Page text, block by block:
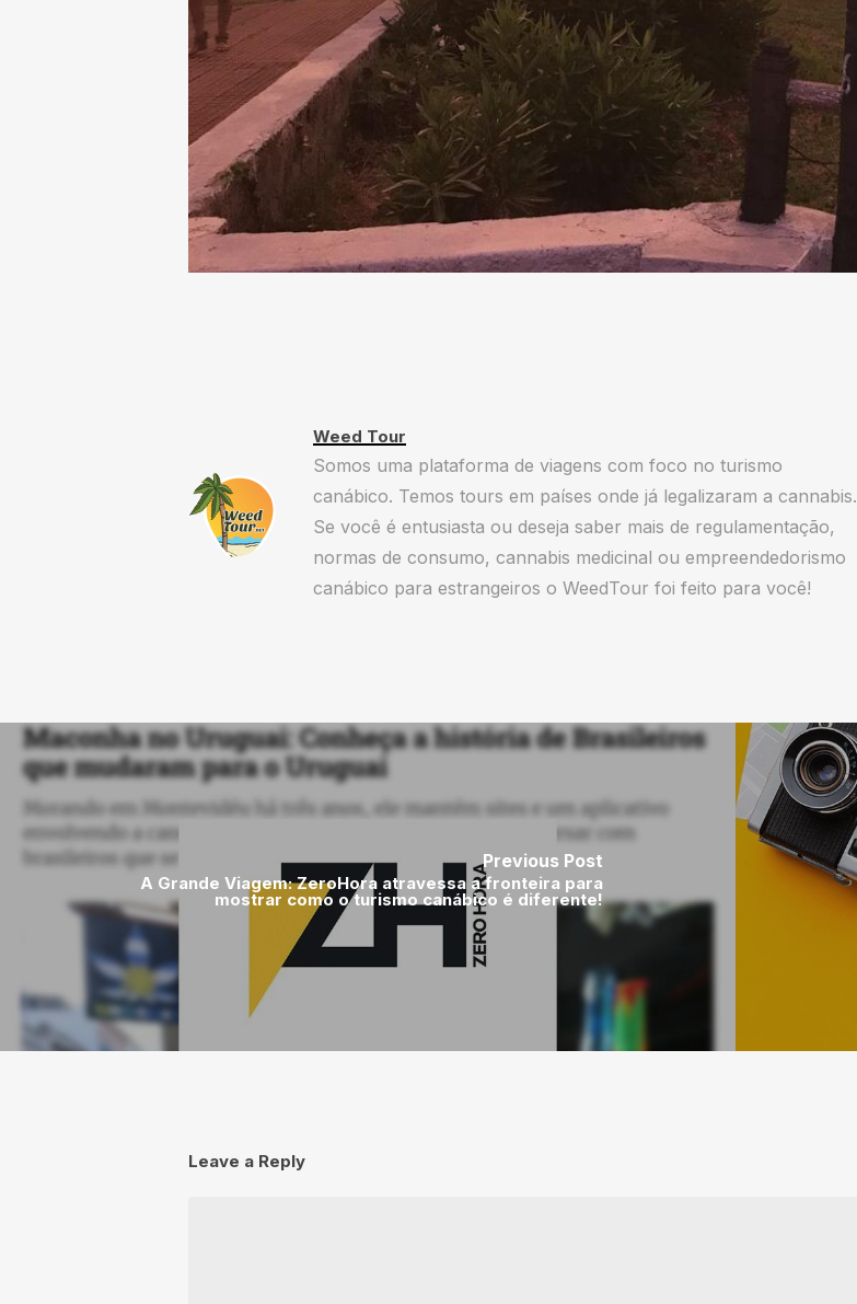
Weed Tour
Somos uma plataforma de viagens com foco no turismo
canábico. Temos tours em países onde já legalizaram a cannabis.
Se você é entusiasta ou deseja saber mais de regulamentação,
normas de consumo, cannabis medicinal ou empreendedorismo
canábico para estrangeiros o WeedTour foi feito para você!
Previous Post
A Grande Viagem: ZeroHora atravessa a fronteira para
mostrar como o turismo canábico é diferente!
Leave a Reply